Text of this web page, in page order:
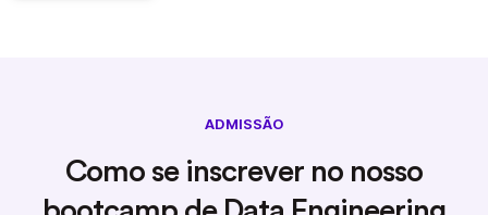
ADMISSÃO
Como se inscrever no nosso